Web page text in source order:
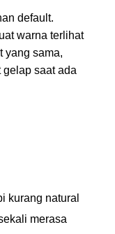
default.
warna terlihat
yang sama,
saat ada
kurang natural
merasa